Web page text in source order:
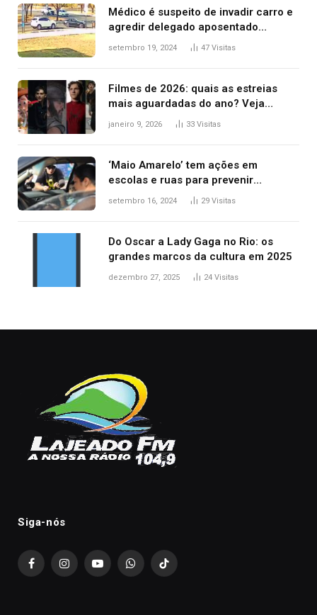
Médico é suspeito de invadir carro e
agredir delegado aposentado
durante confusão no trânsito
setembro 19, 2024 47 Visitas
Filmes de 2026: quais as estreias
mais aguardadas do ano? Veja
principais lançamentos do cinema
janeiro 9, 2026 33 Visitas
‘Maio Amarelo’ tem ações em
escolas e ruas para prevenir
acidentes no trânsito no AP
setembro 16, 2024 29 Visitas
Do Oscar a Lady Gaga no Rio: os
grandes marcos da cultura em 2025
dezembro 27, 2025 24 Visitas
Siga-nós
FacebookInstagramYouTubeWhatsAppTikTok